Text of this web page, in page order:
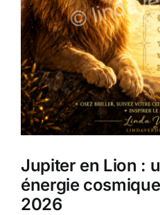
Jupiter en Lion :
énergie
2026